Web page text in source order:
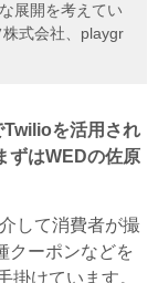
展開を考えてい
式会社、playgr
を活用され
ずはWEDの佐原
して消費者が撮
クーポンなどを
掛けています。